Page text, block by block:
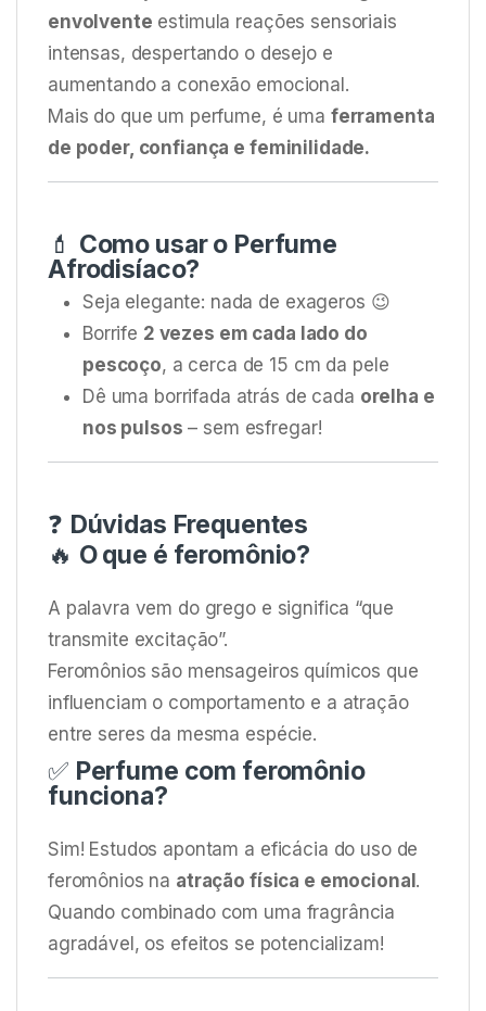
envolvente estimula reações sensoriais
intensas, despertando o desejo e
aumentando a conexão emocional.
Mais do que um perfume, é uma ferramenta
de poder, confiança e feminilidade.
💄 Como usar o Perfume
Afrodisíaco?
Seja elegante: nada de exageros 😉
Borrife 2 vezes em cada lado do
pescoço, a cerca de 15 cm da pele
Dê uma borrifada atrás de cada orelha e
nos pulsos – sem esfregar!
❓ Dúvidas Frequentes
🔥 O que é feromônio?
A palavra vem do grego e significa “que
transmite excitação”.
Feromônios são mensageiros químicos que
influenciam o comportamento e a atração
entre seres da mesma espécie.
✅ Perfume com feromônio
funciona?
Sim! Estudos apontam a eficácia do uso de
feromônios na atração física e emocional .
Quando combinado com uma fragrância
agradável, os efeitos se potencializam!